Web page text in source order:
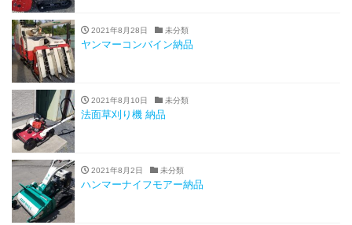
2021年8月28日 未分類
ヤンマーコンバイン納品
2021年8月10日 未分類
法面草刈り機 納品
2021年8月2日 未分類
ハンマーナイフモアー納品